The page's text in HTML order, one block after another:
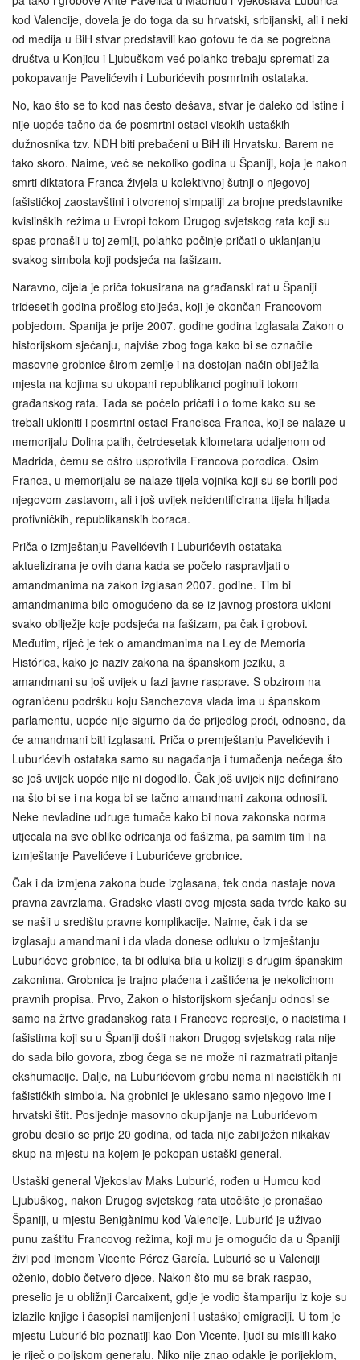
kod Valencije, dovela je do toga da su hrvatski, srbijanski, ali i neki
od medija u BiH stvar predstavili kao gotovu te da se pogrebna
društva u Konjicu i Ljubuškom već polahko trebaju spremati za
pokopavanje Pavelićevih i Luburićevih posmrtnih ostataka.
No, kao što se to kod nas često dešava, stvar je daleko od istine i
nije uopće tačno da će posmrtni ostaci visokih ustaških
dužnosnika tzv. NDH biti prebačeni u BiH ili Hrvatsku. Barem ne
tako skoro. Naime, već se nekoliko godina u Španiji, koja je nakon
smrti diktatora Franca živjela u kolektivnoj šutnji o njegovoj
fašističkoj zaostavštini i otvorenoj simpatiji za brojne predstavnike
kvislinških režima u Evropi tokom Drugog svjetskog rata koji su
spas pronašli u toj zemlji, polahko počinje pričati o uklanjanju
svakog simbola koji podsjeća na fašizam.
Naravno, cijela je priča fokusirana na građanski rat u Španiji
tridesetih godina prošlog stoljeća, koji je okončan Francovom
pobjedom. Španija je prije 2007. godine godina izglasala Zakon o
historijskom sjećanju, najviše zbog toga kako bi se označile
masovne grobnice širom zemlje i na dostojan način obilježila
mjesta na kojima su ukopani republikanci poginuli tokom
građanskog rata. Tada se počelo pričati i o tome kako su se
trebali ukloniti i posmrtni ostaci Francisca Franca, koji se nalaze u
memorijalu Dolina palih, četrdesetak kilometara udaljenom od
Madrida, čemu se oštro usprotivila Francova porodica. Osim
Franca, u memorijalu se nalaze tijela vojnika koji su se borili pod
njegovom zastavom, ali i još uvijek neidentificirana tijela hiljada
protivničkih, republikanskih boraca.
Priča o izmještanju Pavelićevih i Luburićevih ostataka
aktuelizirana je ovih dana kada se počelo raspravljati o
amandmanima na zakon izglasan 2007. godine. Tim bi
amandmanima bilo omogućeno da se iz javnog prostora ukloni
svako obilježje koje podsjeća na fašizam, pa čak i grobovi.
Međutim, riječ je tek o amandmanima na Ley de Memoria
Histórica, kako je naziv zakona na španskom jeziku, a
amandmani su još uvijek u fazi javne rasprave. S obzirom na
ograničenu podršku koju Sanchezova vlada ima u španskom
parlamentu, uopće nije sigurno da će prijedlog proći, odnosno, da
će amandmani biti izglasani. Priča o premještanju Pavelićevih i
Luburićevih ostataka samo su nagađanja i tumačenja nečega što
se još uvijek uopće nije ni dogodilo. Čak još uvijek nije definirano
na što bi se i na koga bi se tačno amandmani zakona odnosili.
Neke nevladine udruge tumače kako bi nova zakonska norma
utjecala na sve oblike odricanja od fašizma, pa samim tim i na
izmještanje Pavelićeve i Luburićeve grobnice.
Čak i da izmjena zakona bude izglasana, tek onda nastaje nova
pravna zavrzlama. Gradske vlasti ovog mjesta sada tvrde kako su
se našli u središtu pravne komplikacije. Naime, čak i da se
izglasaju amandmani i da vlada donese odluku o izmještanju
Luburićeve grobnice, ta bi odluka bila u koliziji s drugim španskim
zakonima. Grobnica je trajno plaćena i zaštićena je nekolicinom
pravnih propisa. Prvo, Zakon o historijskom sjećanju odnosi se
samo na žrtve građanskog rata i Francove represije, o nacistima i
fašistima koji su u Španiji došli nakon Drugog svjetskog rata nije
do sada bilo govora, zbog čega se ne može ni razmatrati pitanje
ekshumacije. Dalje, na Luburićevom grobu nema ni nacističkih ni
fašističkih simbola. Na grobnici je uklesano samo njegovo ime i
hrvatski štit. Posljednje masovno okupljanje na Luburićevom
grobu desilo se prije 20 godina, od tada nije zabilježen nikakav
skup na mjestu na kojem je pokopan ustaški general.
Ustaški general Vjekoslav Maks Luburić, rođen u Humcu kod
Ljubuškog, nakon Drugog svjetskog rata utočište je pronašao
Španiji, u mjestu Benigànimu kod Valencije. Luburić je uživao
punu zaštitu Francovog režima, koji mu je omogućio da u Španiji
živi pod imenom Vicente Pérez García. Luburić se u Valenciji
oženio, dobio četvero djece. Nakon što mu se brak raspao,
preselio je u obližnji Carcaixent, gdje je vodio štampariju iz koje su
izlazile knjige i časopisi namijenjeni i ustaškoj emigraciji. U tom je
mjestu Luburić bio poznatiji kao Don Vicente, ljudi su mislili kako
je riječ o poljskom generalu. Niko nije znao odakle je porijeklom,